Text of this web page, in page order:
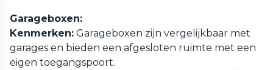
Garageboxen:
Kenmerken: Garageboxen zijn vergelijkbaar met
garages en bieden een afgesloten ruimte met een
eigen toegangspoort.